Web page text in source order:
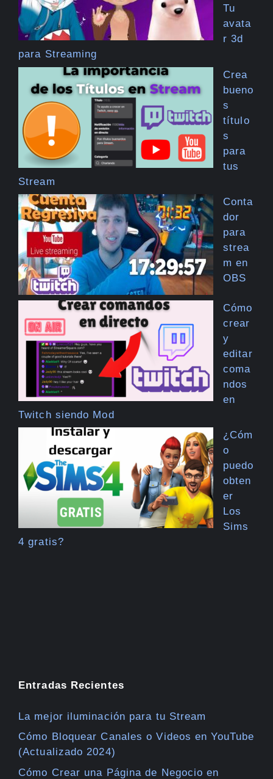
Tu
avata
r 3d
para Streaming
Crea
bueno
s
título
s
para
tus
Stream
Conta
dor
para
strea
m en
OBS
Cómo
crear
y
editar
coma
ndos
en
Twitch siendo Mod
¿Cóm
o
puedo
obten
er
Los
Sims
4 gratis?
Entradas Recientes
La mejor iluminación para tu Stream
Cómo Bloquear Canales o Videos en YouTube
(Actualizado 2024)
Cómo Crear una Página de Negocio en